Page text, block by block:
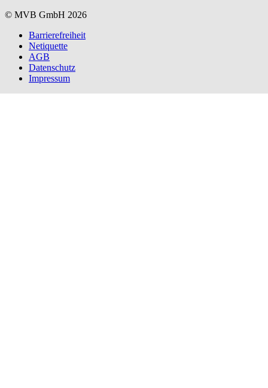
© MVB GmbH 2026
Barrierefreiheit
Netiquette
AGB
Datenschutz
Impressum